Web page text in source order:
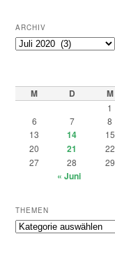
ARCHIV
Archiv
M D M
1
6
7 8
13
14 15
20
21 22
27
28 29
« Juni
THEMEN
Themen